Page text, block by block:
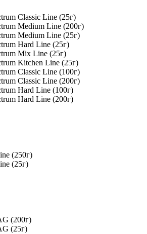
Classic Line (25г)
Medium Line (200г)
Medium Line (25г)
Hard Line (25г)
Mix Line (25г)
Kitchen Line (25г)
Classic Line (100г)
Classic Line (200г)
Hard Line (100г)
Hard Line (200г)
(250г)
(25г)
(200г)
(25г)